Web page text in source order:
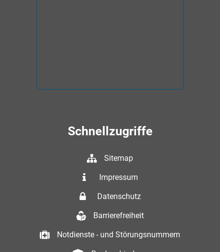
Schnellzugriffe
Sitemap
Impressum
Datenschutz
Barrierefreiheit
Notdienste - und Störungsnummern